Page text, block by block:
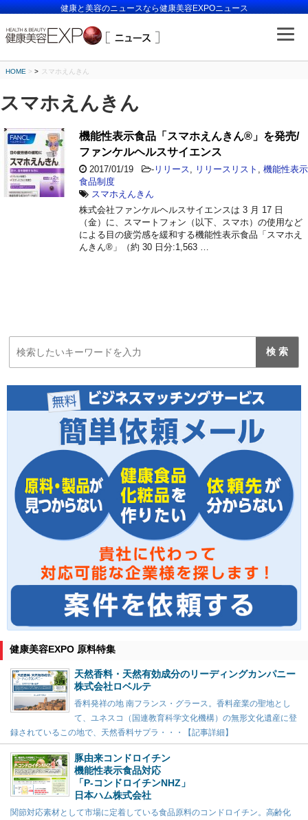
健康と美容のニュースなら健康美容EXPOニュース
HOME > スマホえんきん
スマホえんきん
機能性表示食品「スマホえんきん®」を発売/
ファンケルヘルスサイエンス
2017/01/19 - リリース リリースリスト
機能性表示
食品制度
スマホえんきん
株式会社ファンケルヘルスサイエンスは 3 月 17 日
（金）に、スマートフォン（以下、スマホ）の使用など
による目の疲労感を緩和する機能性表示食品「スマホえ
んきん®」（約 30 日分:1,563 …
健康美容EXPO 原料特集
天然香料・天然有効成分のリーディングカンパニー
株式会社ロベルテ
香料発祥の地 南フランス・グラース。香料産業の聖地とし
て、ユネスコ（国連教育科学文化機構）の無形文化遺産に登
録されているこの地で、天然香料サプラ・・・【記事詳細】
豚由来コンドロイチン
機能性表示食品対応
「P-コンドロイチンNHZ」
日本ハム株式会社
関節対応素材として市場に定着している食品原料のコンドロイチン。高齢化